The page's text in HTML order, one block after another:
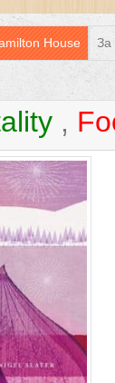
House За
,